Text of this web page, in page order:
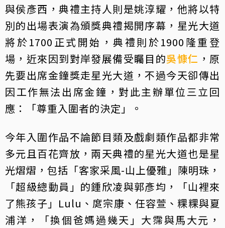
與侯彥西，典禮主持人則是姚淳耀，他將以特
別的出場表演為頒獎典禮揭開序幕，星光大道
將於1700正式開始，典禮則於1900隆重登
場，近來因到對岸發展備受矚目的吳慷仁 ，原
先要出席金鐘獎走星光大道，不過今天卻傳出
因工作無法出席金鐘，對此主辦單位三立回
應：「尊重入圍者的決定」。
今年入圍作品不論節目類及戲劇類作品都非常
多元且百花齊放，兩天典禮的星光大道也是星
光熠熠，包括「客家采風-山上優雅」陳明珠，
「超級總動員」的鍾欣凌與郭彥均，「山裡來
了熊孩子」Lulu、庹宗康、任容萱、粿粿與夏
浦洋，「換個爸媽過幾天」大霈與馬大元，